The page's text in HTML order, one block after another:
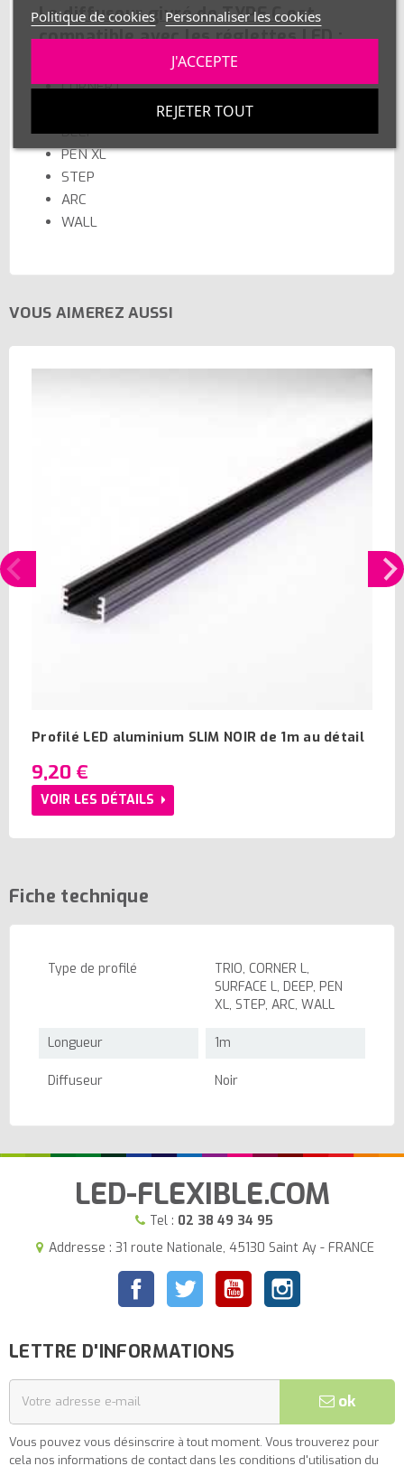
Le diffuseur givré de TYPE C est
compatible avec les réglettes LED :
CORNER L
DEEP
PEN XL
STEP
ARC
WALL
VOUS AIMEREZ AUSSI
Profilé LED aluminium SLIM NOIR de 1m au détail
9,20 €
VOIR LES DÉTAILS
Fiche technique
Type de profilé
TRIO, CORNER L,
SURFACE L, DEEP, PEN
XL, STEP, ARC, WALL
Longueur 1m
Diffuseur Noir
LED-FLEXIBLE.COM
Tel : 02 38 49 34 95
Addresse : 31 route Nationale, 45130 Saint Ay - FRANCE
FacebookTwitter YouTubeInstagram
LETTRE D'INFORMATIONS
ok
Vous pouvez vous désinscrire à tout moment. Vous trouverez pour
cela nos informations de contact dans les conditions d'utilisation du
Politique de cookies Personnaliser les cookies
REJETER TOUT
J'ACCEPTE